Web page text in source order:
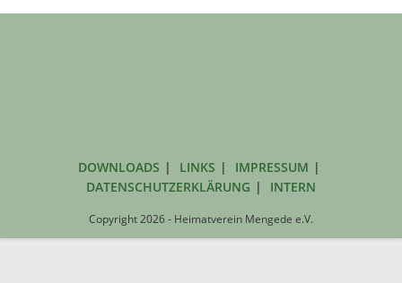
DOWNLOADS LINKS
IMPRESSUM
DATENSCHUTZERKLÄRUNG
INTERN
Copyright 2026 - Heimatverein Mengede e.V.